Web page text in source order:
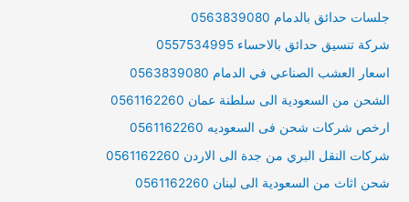
جلسات حدائق بالدمام 0563839080
شركة تنسيق حدائق بالاحساء 0557534995
اسعار العشب الصناعي في الدمام 0563839080
الشحن من السعودية الى سلطنة عمان 0561162260
ارخص شركات شحن فى السعوديه 0561162260
شركات النقل البري من جدة الى الاردن 0561162260
شحن اثاث من السعودية الى لبنان 0561162260